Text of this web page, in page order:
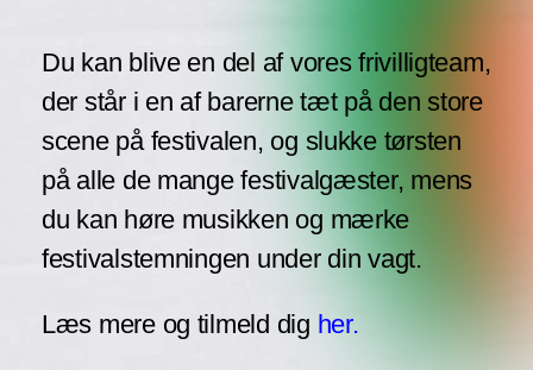
Du kan blive en del af vores frivilligteam,
der står i en af barerne tæt på den store
scene på festivalen, og slukke tørsten
på alle de mange festivalgæster, mens
du kan høre musikken og mærke
festivalstemningen under din vagt.
Læs mere og tilmeld dig her.